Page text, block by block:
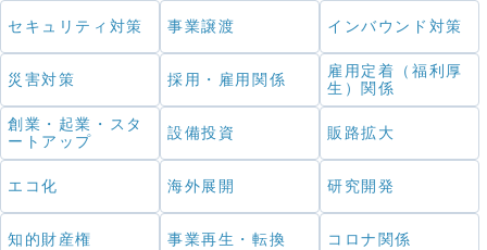
セキュリティ対策 事業譲渡 インバウンド対策
災害対策 採用・雇用関係
雇用定着（福利厚
生）関係
創業・起業・スタ
ートアップ
設備投資 販路拡大
エコ化 海外展開 研究開発
知的財産権 事業再生・転換 コロナ関係